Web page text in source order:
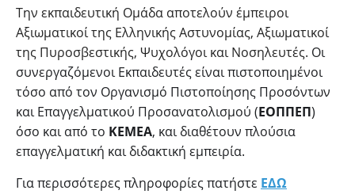
Την εκπαιδευτική Ομάδα αποτελούν έμπειροι
Αξιωματικοί της Ελληνικής Αστυνομίας, Αξιωματικοί
της Πυροσβεστικής, Ψυχολόγοι και Νοσηλευτές. Οι
συνεργαζόμενοι Εκπαιδευτές είναι πιστοποιημένοι
τόσο από τον Οργανισμό Πιστοποίησης Προσόντων
και Επαγγελματικού Προσανατολισμού (ΕΟΠΠΕΠ)
όσο και από το ΚΕΜΕΑ, και διαθέτουν πλούσια
επαγγελματική και διδακτική εμπειρία.
Για περισσότερες πληροφορίες πατήστε ΕΔΩ